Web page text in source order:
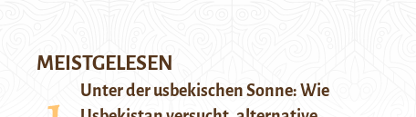
MEISTGELESEN
Unter der usbekischen Sonne: Wie